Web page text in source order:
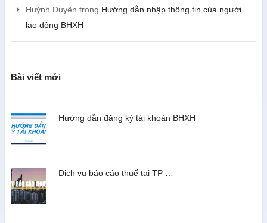
Huỳnh Duyên trong Hướng dẫn nhập thông tin của người
lao động BHXH
Bài viết mới
Hướng dẫn đăng ký tài khoản BHXH
Dịch vụ báo cáo thuế tại TP …